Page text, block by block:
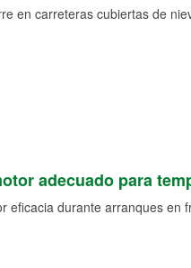
en carreteras cubiertas de
adecuado para
eficacia durante arranques en